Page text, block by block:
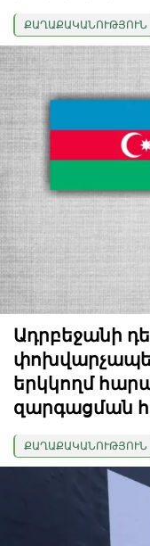
ՔԱՂԱՔԱԿԱՆՈՒԹՅՈՒՆ
Ադրբեջանի
երկկողմ
զարգացման
ՔԱՂԱՔԱԿԱՆՈՒԹՅՈՒՆ